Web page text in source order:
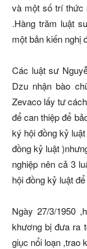
và một số trí thức
.Hàng trăm luật
một bản kiến nghị
Các luật sư
Dzu nhận bào
Zevaco lấy tư
để can thiệp để
ký hội đồng kỷ
đồng kỷ luật
nghiệp nên cả 3
hội đồng kỷ luật
Ngày 27/3/1950
khương bị đưa ra
giục nổi loạn ,trao